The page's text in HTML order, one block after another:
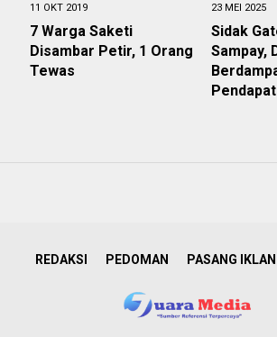
11 OKT 2019
7 Warga Saketi
Disambar Petir, 1 Orang
Tewas
23 MEI 2025
Sidak
Sampay,
REDAKSI PEDOMAN PASANG IKLAN